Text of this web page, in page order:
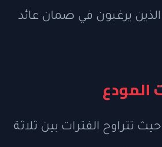
الذين يرغبون في ضمان عائد
المودع
تتراوح الفترات بين ثلاثة